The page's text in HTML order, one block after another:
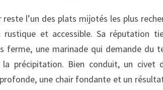
PAR
OÙ
COMMENCER
EN
2026
l’un des plats mijotés les plus
et accessible. Sa réputation
ferme, une marinade qui demande du
précipitation. Bien conduit, un civet
une chair fondante et un